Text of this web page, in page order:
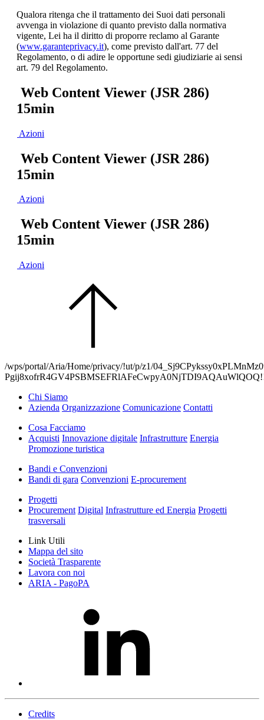
Qualora ritenga che il trattamento dei Suoi dati personali
avvenga in violazione di quanto previsto dalla normativa
vigente, Lei ha il diritto di proporre reclamo al Garante
(www.garanteprivacy.it), come previsto dall'art. 77 del
Regolamento, o di adire le opportune sedi giudiziarie ai sensi
art. 79 del Regolamento.
Web Content Viewer (JSR 286)
15min
Azioni
Web Content Viewer (JSR 286)
15min
Azioni
Web Content Viewer (JSR 286)
15min
Azioni
/wps/portal/Aria/Home/privacy/!ut/p/z1/
Chi Siamo
Azienda Organizzazione Comunicazione Contatti
Cosa Facciamo
Acquisti Innovazione digitale Infrastrutture Energia
Promozione turistica
Bandi e Convenzioni
Bandi di gara Convenzioni E-procurement
Progetti
Procurement Digital Infrastrutture ed Energia Progetti
trasversali
Link Utili
Mappa del sito
Società Trasparente
Lavora con noi
ARIA - PagoPA
Credits